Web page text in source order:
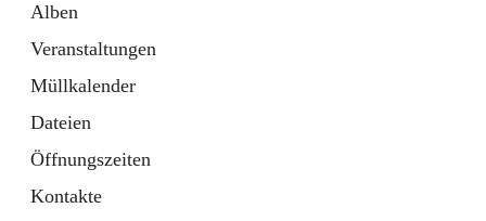
Alben
Veranstaltungen
Müllkalender
Dateien
Öffnungszeiten
Kontakte